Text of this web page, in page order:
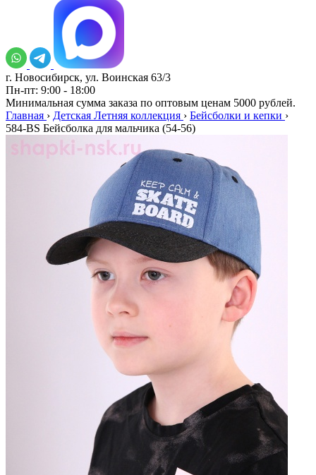
г. Новосибирск, ул. Воинская 63/3
Пн-пт: 9:00 - 18:00
Минимальная сумма заказа по оптовым ценам 5000 рублей.
Главная › Детская Летняя коллекция › Бейсболки и кепки ›
584-BS Бейсболка для мальчика (54-56)